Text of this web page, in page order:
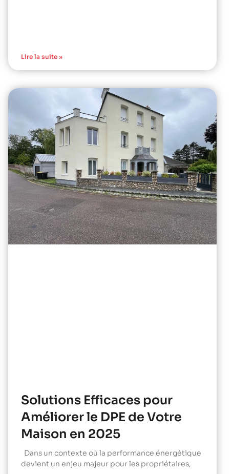
Lire la suite »
Solutions Efficaces pour
Améliorer le DPE de Votre
Maison en 2025
Dans un contexte où la performance énergétique
devient un enjeu majeur pour les propriétaires,